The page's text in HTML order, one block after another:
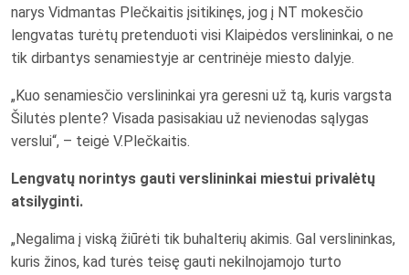
narys Vidmantas Plečkaitis įsitikinęs, jog į NT mokesčio
lengvatas turėtų pretenduoti visi Klaipėdos verslininkai, o ne
tik dirbantys senamiestyje ar centrinėje miesto dalyje.
„Kuo senamiesčio verslininkai yra geresni už tą, kuris vargsta
Šilutės plente? Visada pasisakiau už nevienodas sąlygas
verslui“, – teigė V.Plečkaitis.
Lengvatų norintys gauti verslininkai miestui privalėtų
atsilyginti.
„Negalima į viską žiūrėti tik buhalterių akimis. Gal verslininkas,
kuris žinos, kad turės teisę gauti nekilnojamojo turto